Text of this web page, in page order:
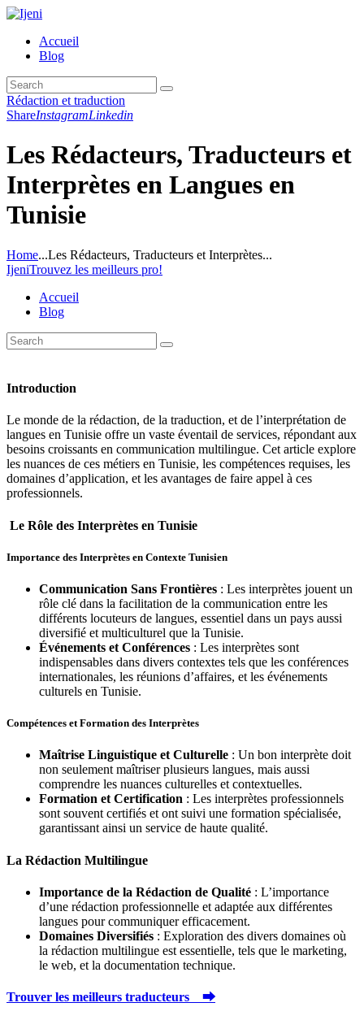
Accueil
Blog
Rédaction et traduction
ShareInstagramLinkedin
Les Rédacteurs, Traducteurs et
Interprètes en Langues en
Tunisie
Home...Les Rédacteurs, Traducteurs et Interprètes...
IjeniTrouvez les meilleurs pro!
Accueil
Blog
Introduction
Le monde de la rédaction, de la traduction, et de l’interprétation de
langues en Tunisie offre un vaste éventail de services, répondant aux
besoins croissants en communication multilingue. Cet article explore
les nuances de ces métiers en Tunisie, les compétences requises, les
domaines d’application, et les avantages de faire appel à ces
professionnels.
Le Rôle des Interprètes en Tunisie
Importance des Interprètes en Contexte Tunisien
Communication Sans Frontières : Les interprètes jouent un
rôle clé dans la facilitation de la communication entre les
différents locuteurs de langues, essentiel dans un pays aussi
diversifié et multiculturel que la Tunisie.
Événements et Conférences : Les interprètes sont
indispensables dans divers contextes tels que les conférences
internationales, les réunions d’affaires, et les événements
culturels en Tunisie.
Compétences et Formation des Interprètes
Maîtrise Linguistique et Culturelle : Un bon interprète doit
non seulement maîtriser plusieurs langues, mais aussi
comprendre les nuances culturelles et contextuelles.
Formation et Certification : Les interprètes professionnels
sont souvent certifiés et ont suivi une formation spécialisée,
garantissant ainsi un service de haute qualité.
La Rédaction Multilingue
Importance de la Rédaction de Qualité : L’importance
d’une rédaction professionnelle et adaptée aux différentes
langues pour communiquer efficacement.
Domaines Diversifiés : Exploration des divers domaines où
la rédaction multilingue est essentielle, tels que le marketing,
le web, et la documentation technique.
Trouver les meilleurs traducteurs ⮕